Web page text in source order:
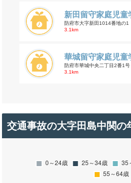
新田留守家庭児童
防府市大字新田1014番地の1
3.1km
華城留守家庭児童
防府市華城中央二丁目2番1号
3.1km
交通事故の大字田島中関の